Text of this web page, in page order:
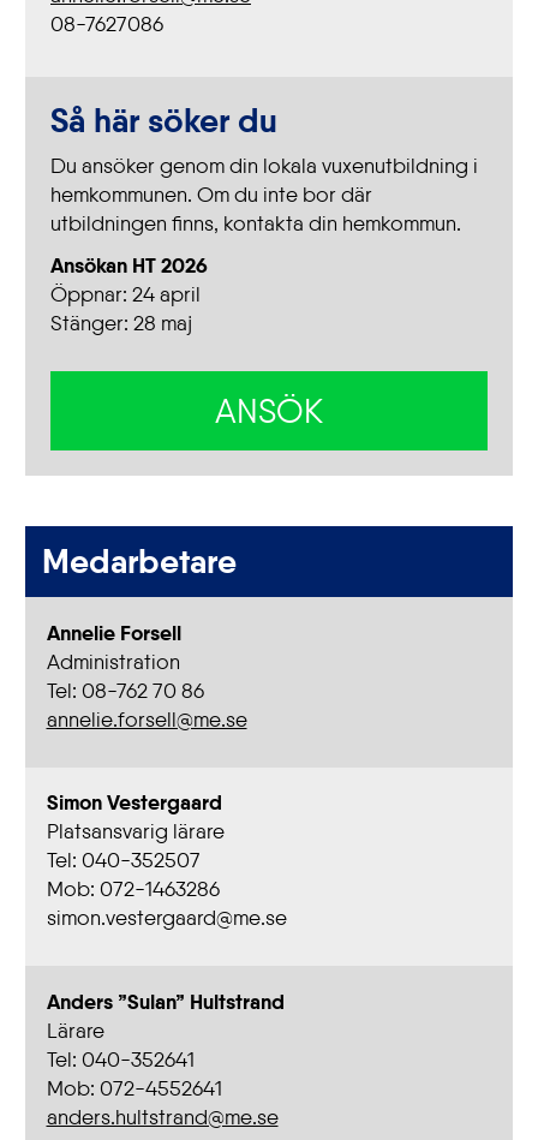
08-7627086
Så här söker du
Du ansöker genom din lokala vuxenutbildning i
hemkommunen. Om du inte bor där
utbildningen finns, kontakta din hemkommun.
Ansökan HT 2026
Öppnar: 24 april
Stänger: 28 maj
ANSÖK
Medarbetare
Annelie Forsell
Administration
Tel: 08-762 70 86
annelie.forsell@me.se
Simon Vestergaard
Platsansvarig lärare
Tel: 040-352507
Mob: 072-1463286
simon.vestergaard@me.se
Anders ”Sulan” Hultstrand
Lärare
Tel: 040-352641
Mob: 072-4552641
anders.hultstrand@me.se